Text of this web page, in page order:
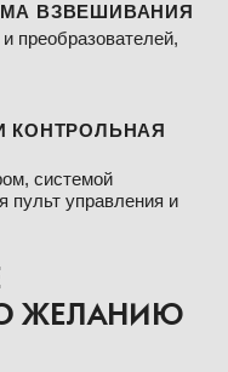
ВЗВЕШИВАНИЯ
преобразователей,
КОНТРОЛЬНАЯ
системой
пульт управления и
ЖЕЛАНИЮ